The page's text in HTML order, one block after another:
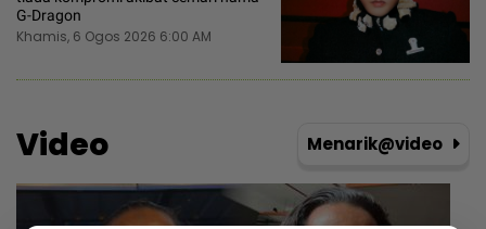
G-Dragon
Khamis, 6 Ogos 2026 6:00 AM
Video Menarik@video